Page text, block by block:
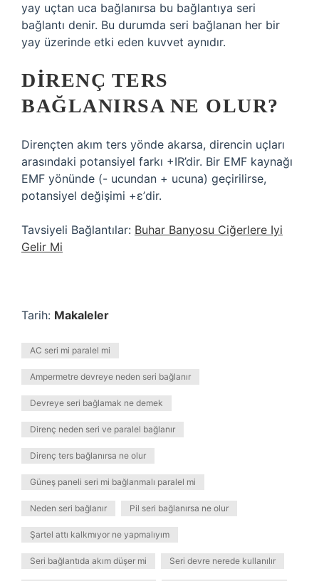
yay uçtan uca bağlanırsa bu bağlantıya seri
bağlantı denir. Bu durumda seri bağlanan her bir
yay üzerinde etki eden kuvvet aynıdır.
DIRENÇ TERS
BAĞLANIRSA NE OLUR?
Dirençten akım ters yönde akarsa, direncin uçları
arasındaki potansiyel farkı +IR’dir. Bir EMF kaynağı
EMF yönünde (- ucundan + ucuna) geçirilirse,
potansiyel değişimi +ε’dir.
Tavsiyeli Bağlantılar: Buhar Banyosu Ciğerlere Iyi
Gelir Mi
Tarih: Makaleler
AC seri mi paralel mi
Ampermetre devreye neden seri bağlanır
Devreye seri bağlamak ne demek
Direnç neden seri ve paralel bağlanır
Direnç ters bağlanırsa ne olur
Güneş paneli seri mi bağlanmalı paralel mi
Neden seri bağlanır Pil seri bağlanırsa ne olur
Şartel attı kalkmıyor ne yapmalıyım
Seri bağlantıda akım düşer mi Seri devre nerede kullanılır